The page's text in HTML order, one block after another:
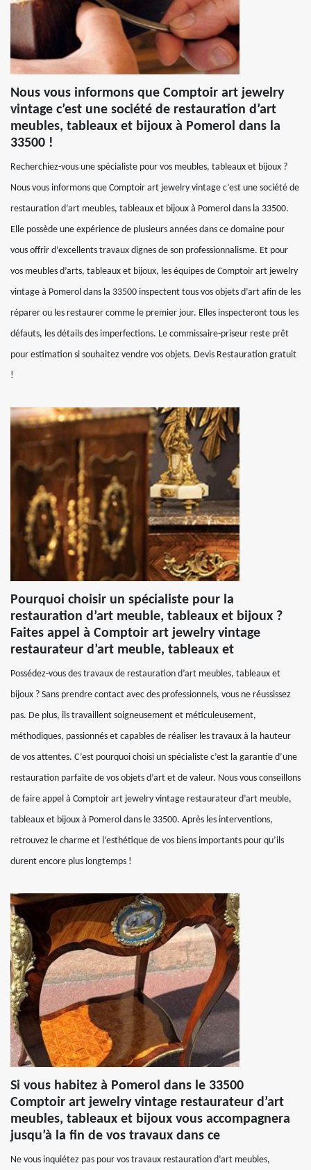
Nous vous informons que Comptoir art jewelry
vintage c’est une société de restauration d’art
meubles, tableaux et bijoux à Pomerol dans la
33500 !
Recherchiez-vous une spécialiste pour vos meubles, tableaux et bijoux ?
Nous vous informons que Comptoir art jewelry vintage c’est une société de
restauration d’art meubles, tableaux et bijoux à Pomerol dans la 33500.
Elle possède une expérience de plusieurs années dans ce domaine pour
vous offrir d’excellents travaux dignes de son professionnalisme. Et pour
vos meubles d’arts, tableaux et bijoux, les équipes de Comptoir art jewelry
vintage à Pomerol dans la 33500 inspectent tous vos objets d’art afin de les
réparer ou les restaurer comme le premier jour. Elles inspecteront tous les
défauts, les détails des imperfections. Le commissaire-priseur reste prêt
pour estimation si souhaitez vendre vos objets. Devis Restauration gratuit
!
Pourquoi choisir un spécialiste pour la
restauration d’art meuble, tableaux et bijoux ?
Faites appel à Comptoir art jewelry vintage
restaurateur d’art meuble, tableaux et
Possédez-vous des travaux de restauration d’art meubles, tableaux et
bijoux ? Sans prendre contact avec des professionnels, vous ne réussissez
pas. De plus, ils travaillent soigneusement et méticuleusement,
méthodiques, passionnés et capables de réaliser les travaux à la hauteur
de vos attentes. C’est pourquoi choisi un spécialiste c’est la garantie d’une
restauration parfaite de vos objets d’art et de valeur. Nous vous conseillons
de faire appel à Comptoir art jewelry vintage restaurateur d’art meuble,
tableaux et bijoux à Pomerol dans le 33500. Après les interventions,
retrouvez le charme et l’esthétique de vos biens importants pour qu’ils
durent encore plus longtemps !
Si vous habitez à Pomerol dans le 33500
Comptoir art jewelry vintage restaurateur d’art
meubles, tableaux et bijoux vous accompagnera
jusqu’à la fin de vos travaux dans ce
Ne vous inquiétez pas pour vos travaux restauration d’art meubles,